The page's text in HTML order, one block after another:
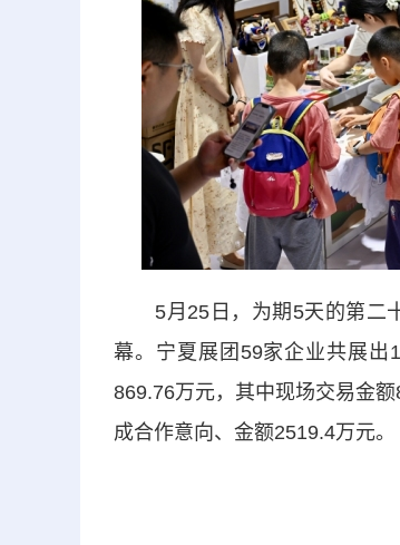
5月25日，为期5天的第二十
幕。宁夏展团59家企业共展出
869.76万元，其中现场交易金
成合作意向、金额2519.4万元。